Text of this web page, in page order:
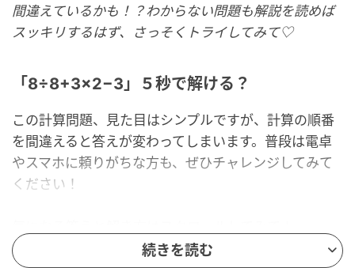
間違えているかも！？わからない問題も解説を読めば
スッキリするはず、さっそくトライしてみて♡
「8÷8+3×2−3」５秒で解ける？
この計算問題、見た目はシンプルですが、計算の順番
を間違えると答えが変わってしまいます。普段は電卓
やスマホに頼りがちな方も、ぜひチャレンジしてみて
ください！
続きを読む